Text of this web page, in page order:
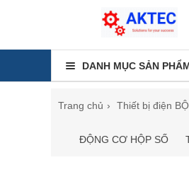
DANH MỤC SẢN
Trang chủ Thiết bị điện
ĐỘNG CƠ HỘP SỐ